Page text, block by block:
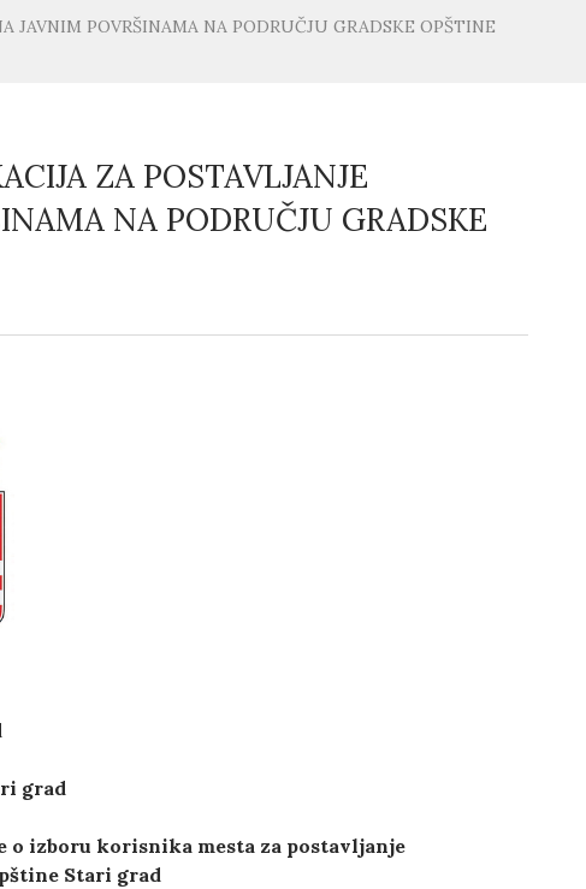
JAVNIM POVRŠINAMA NA PODRUČJU GRADSKE OPŠTINE
ZA POSTAVLJANJE
NA PODRUČJU GRADSKE
grad
o izboru korisnika mesta za postavljanje
Stari grad